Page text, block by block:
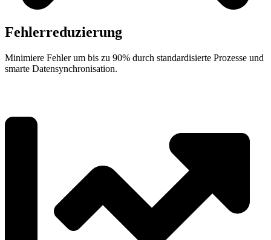
Fehlerreduzierung
Minimiere Fehler um bis zu 90% durch standardisierte Prozesse und
smarte Datensynchronisation.